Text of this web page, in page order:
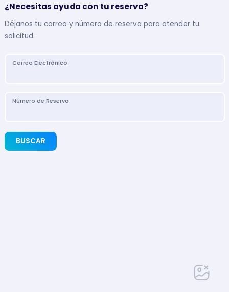
¿Necesitas ayuda con tu reserva?
Déjanos tu correo y número de reserva para atender tu
solicitud.
Correo Electrónico
Número de Reserva
BUSCAR